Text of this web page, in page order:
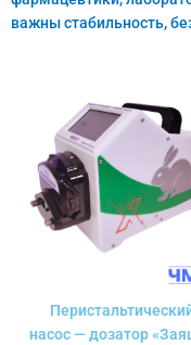
важны стабильность,
насос — дозатор